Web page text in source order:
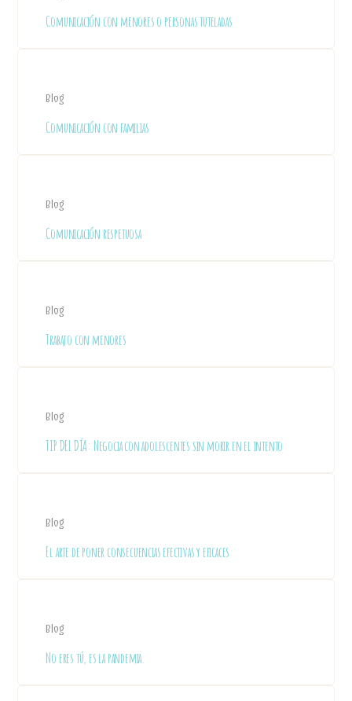
Comunicación con menores o personas tuteladas
Blog
Comunicación con familias
Blog
Comunicación respetuosa
Blog
Trabajo con menores
Blog
TIP DEL DÍA: Negocia con adolescentes sin morir en el intento
Blog
El arte de poner consecuencias efectivas y eficaces
Blog
No eres tú, es la pandemia.